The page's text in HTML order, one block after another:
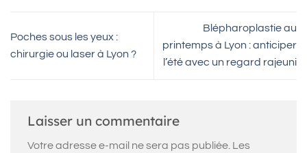
Poches sous les yeux :
chirurgie ou laser à Lyon ?
Blépharoplastie au
printemps à Lyon : anticiper
l’été avec un regard rajeuni
Laisser un commentaire
Votre adresse e-mail ne sera pas publiée. Les